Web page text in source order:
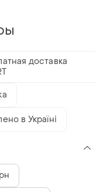
доставка
в Україні